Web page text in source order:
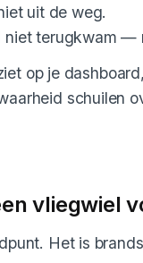
uit de weg.
niet terugkwam
op je dashboard,
schuilen
vliegwiel
Het is